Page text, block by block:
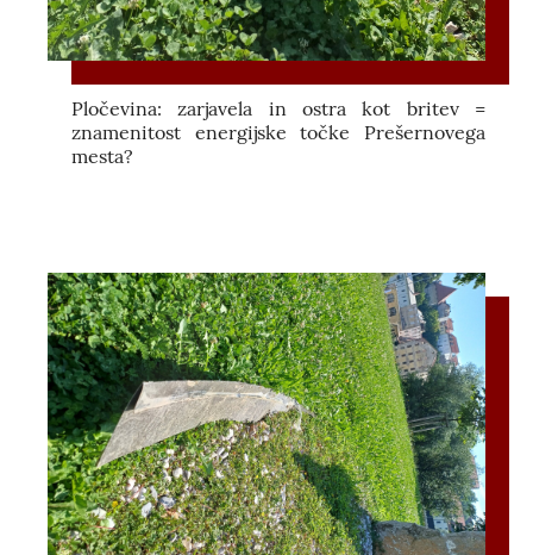
Pločevina: zarjavela in ostra kot britev =
znamenitost energijske točke Prešernovega
mesta?